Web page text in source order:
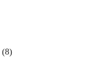
(8)